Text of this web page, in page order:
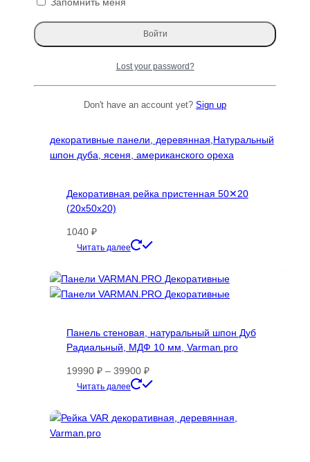
Декоративная рейка пристенная 50✕20
(20х50х20)
1040 ₽
Читать далее
имеет
несколько
можно
выбрать
Панель стеновая, натуральный шпон Дуб
Радиальный, МДФ 10 мм, Varman.pro
19990 ₽ – 39900 ₽Диапазон
цен:
–
Читать далее
имеет
Lost your password?
Don't have an account yet? Sign up